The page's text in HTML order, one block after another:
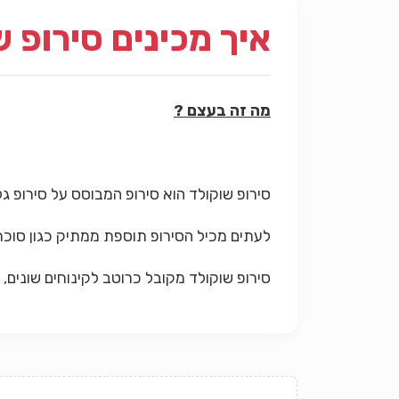
איך מכינים סירופ
מה זה בעצם ?
סירופ שוקולד הוא סירופ המבוסס על סירופ
לעתים מכיל הסירופ תוספת ממתיק כגון
סירופ שוקולד מקובל כרוטב לקינוחים